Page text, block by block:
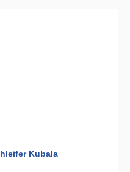
Kubala